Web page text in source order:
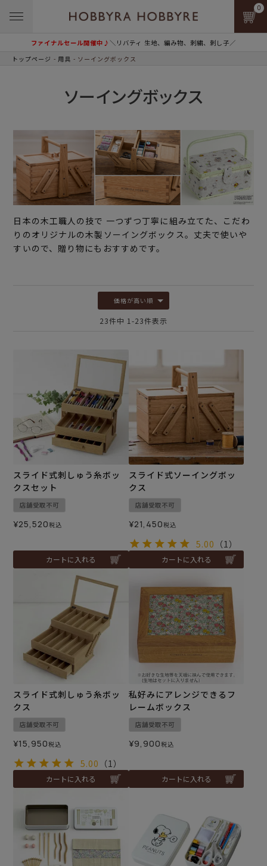
ファイナルセール開催中♪＼リバティ 生地、編み物、刺繍、刺し子／
0
トップページ 用具 ソーイングボックス
ソーイングボックス
日本の木工職人の技で 一つずつ丁寧に組み立てた、こだわ
りのオリジナルの木製ソーイングボックス。丈夫で使いや
すいので、贈り物にもおすすめです。
価格が高い順
23件中 1 -23件表示
スライド式刺しゅう糸ボッ
クスセット
店舗受取不可
¥25,520税込
カートに入れる
スライド式ソーイングボッ
クス
店舗受取不可
¥21,450税込
5.00 （1）
カートに入れる
スライド式刺しゅう糸ボッ
クス
店舗受取不可
¥15,950税込
5.00 （1）
カートに入れる
私好みにアレンジできるフ
レームボックス
店舗受取不可
¥9,900税込
カートに入れる